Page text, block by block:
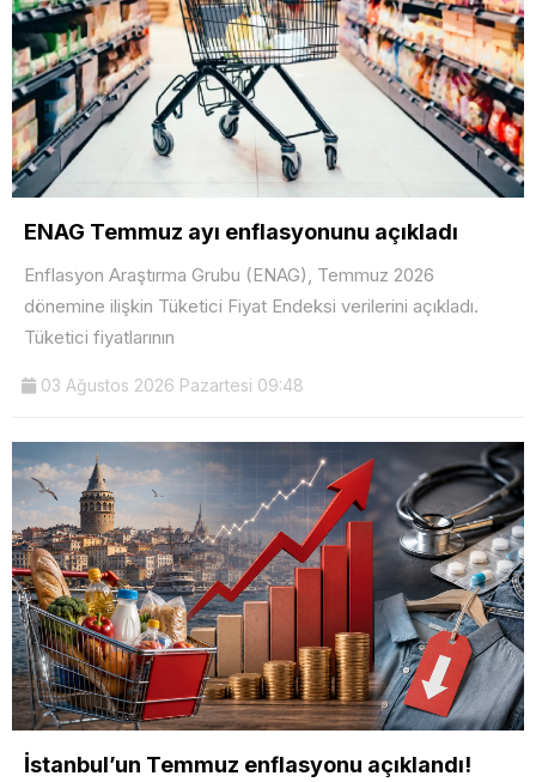
ENAG Temmuz ayı enflasyonunu açıkladı
Enflasyon Araştırma Grubu (ENAG), Temmuz 2026
dönemine ilişkin Tüketici Fiyat Endeksi verilerini açıkladı.
Tüketici fiyatlarının
03 Ağustos 2026 Pazartesi 09:48
İstanbul’un Temmuz enflasyonu açıklandı!